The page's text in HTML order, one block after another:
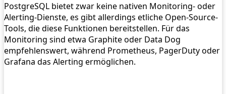
PostgreSQL bietet zwar keine nativen Monitoring- oder
Alerting-Dienste, es gibt allerdings etliche Open-Source-
Tools, die diese Funktionen bereitstellen. Für das
Monitoring sind etwa Graphite oder Data Dog
empfehlenswert, während Prometheus, PagerDuty oder
Grafana das Alerting ermöglichen.